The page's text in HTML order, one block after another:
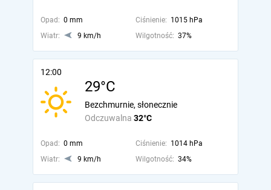
Opad: 0 mm Ciśnienie: 1015 hPa
Wiatr:
9 km/h Wilgotność: 37%
12:00
29°C
Odczuwalna 32°C
Bezchmurnie, słonecznie
Opad: 0 mm Ciśnienie: 1014 hPa
Wiatr:
9 km/h Wilgotność: 34%